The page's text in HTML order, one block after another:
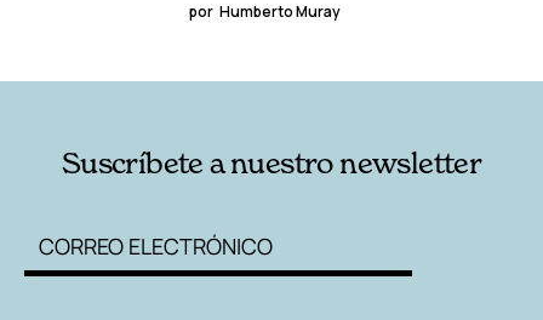
por Humberto Muray
Suscríbete a nuestro newsletter